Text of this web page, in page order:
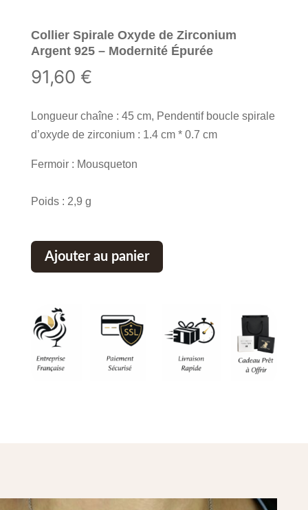
Collier Spirale Oxyde de Zirconium
Argent 925 – Modernité Épurée
91,60 €
Longueur chaîne : 45 cm, Pendentif boucle spirale
d’oxyde de zirconium : 1.4 cm * 0.7 cm
Fermoir : Mousqueton
Poids : 2,9 g
Ajouter au panier